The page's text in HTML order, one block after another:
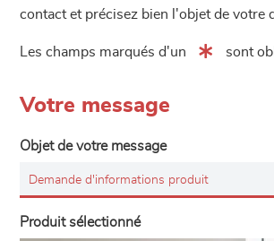
contact et précisez bien l'objet de votre
Les champs marqués d'un sont
Votre message
Objet de votre message
Produit sélectionné